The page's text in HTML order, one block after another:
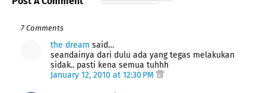
7 Comments
the dream said…
seandainya dari dulu ada yang tegas melakukan
sidak.. pasti kena semua tuhhh
January 12, 2010 at 12:30 PM